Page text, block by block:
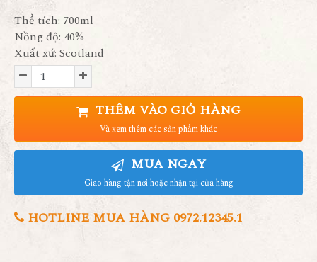
Thể tích: 700ml
Nồng độ: 40%
Xuất xứ: Scotland
THÊM VÀO GIỎ HÀNG
Và xem thêm các sản phẩm khác
MUA NGAY
Giao hàng tận nơi hoặc nhận tại cửa hàng
HOTLINE MUA HÀNG 0972.12345.1